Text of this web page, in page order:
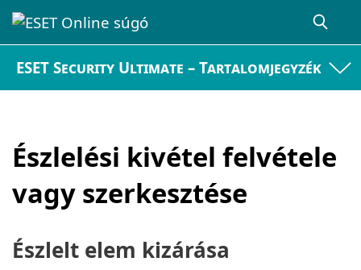
ESET Security Ultimate – Tartalomjegyzék
Észlelési kivétel felvétele
vagy szerkesztése
Észlelt elem kizárása